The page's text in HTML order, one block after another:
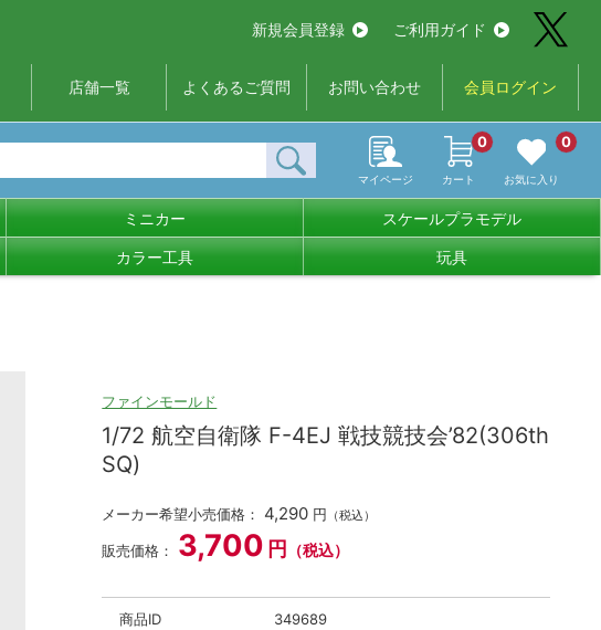
新規会員登録 ご利用ガイド
店舗一覧 よくあるご質問 お問い合わせ 会員ログイン
マイページ カート
0
お気に入り
0
ミニカー スケールプラモデル
カラー工具 玩具
ファインモールド
1/72 航空自衛隊 F-4EJ 戦技競技会’82(306th
SQ)
メーカー希望小売価格： 4,290 円 （税込）
販売価格： 3,700 円 （税込）
商品ID 349689